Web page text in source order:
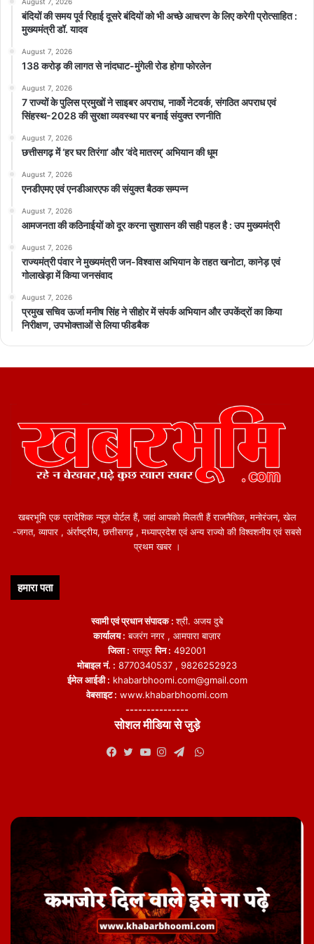
बंदियों की समय पूर्व रिहाई दूसरे बंदियों को भी अच्छे आचरण के लिए करेगी प्रोत्साहित :
मुख्यमंत्री डॉ. यादव
August 7, 2026
138 करोड़ की लागत से नांदघाट-मुंगेली रोड होगा फोरलेन
August 7, 2026
7 राज्यों के पुलिस प्रमुखों ने साइबर अपराध, नार्को नेटवर्क, संगठित अपराध एवं
सिंहस्थ-2028 की सुरक्षा व्यवस्था पर बनाई संयुक्त रणनीति
August 7, 2026
छत्तीसगढ़ में ‘हर घर तिरंगा’ और ‘वंदे मातरम्’ अभियान की धूम
August 7, 2026
एनडीएमए एवं एनडीआरएफ की संयुक्त बैठक सम्पन्न
August 7, 2026
आमजनता की कठिनाईयों को दूर करना सुशासन की सही पहल है : उप मुख्यमंत्री
August 7, 2026
राज्यमंत्री पंवार ने मुख्यमंत्री जन-विश्वास अभियान के तहत खनोटा, कानेड़ एवं
गोलाखेड़ा में किया जनसंवाद
August 7, 2026
प्रमुख सचिव ऊर्जा मनीष सिंह ने सीहोर में संपर्क अभियान और उपकेंद्रों का किया
निरीक्षण, उपभोक्ताओं से लिया फीडबैक
खबरभूमि एक प्रादेशिक न्यूज़ पोर्टल हैं, जहां आपको मिलती हैं राजनैतिक, मनोरंजन, खेल
-जगत, व्यापार , अंर्राष्ट्रीय, छत्तीसगढ़ , मध्याप्रदेश एवं अन्य राज्यो की विश्वशनीय एवं सबसे
प्रथम खबर ।
हमारा पता
स्वामी एवं प्रधान संपादक :श्री. अजय दुबे
कार्यालय : बजरंग नगर , आमपारा बाज़ार
जिला : रायपुरपिन : 492001
मोबाइल नं. : 8770340537 , 9826252923
ईमेल आईडी : khabarbhoomi.com@gmail.com
वेबसाइट : www.khabarbhoomi.com
---------------
सोशल मीडिया से जुड़े
WhatsApp